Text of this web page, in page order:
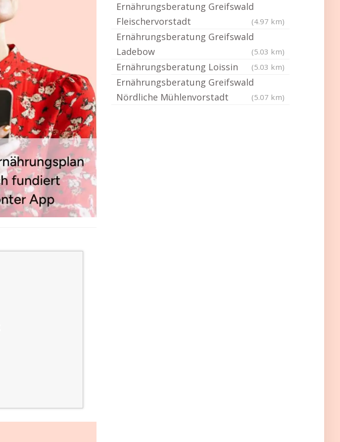
Ernährungsberatung Greifswald
Fleischervorstadt
(4.97 km)
Ernährungsberatung Greifswald
Ladebow
(5.03 km)
Ernährungsberatung Loissin (5.03 km)
Ernährungsberatung Greifswald
Nördliche Mühlenvorstadt
(5.07 km)